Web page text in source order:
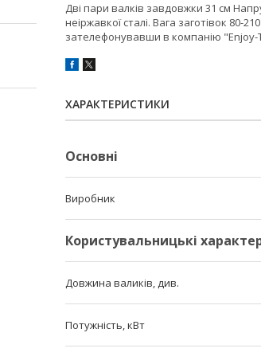
Дві пари валків завдовжки 31 см
неіржавкої сталі. Вага заготівок 80-
зателефонувавши в компанію
ХАРАКТЕРИСТИКИ
Основні
Виробник
Користувальницькі
Довжина валиків, див.
Потужність, кВт